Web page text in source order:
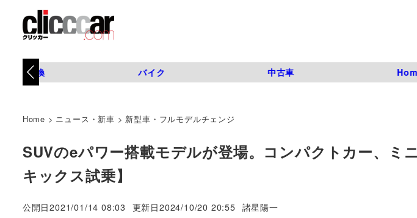
タイヤ交換 バイク 中古車
Home > ニュース・新車 > 新型車・フルモデルチェンジ
SUVのeパワー搭載モデルが登場。コンパクトカー、ミ
キックス試乗】
公開日2021/01/14 08:03 更新日2024/10/20 20:55 著
諸星陽一